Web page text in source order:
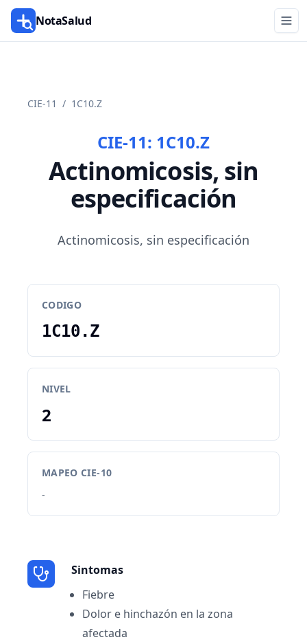
NotaSalud
CIE-11 / 1C10.Z
CIE-11: 1C10.Z
Actinomicosis, sin
especificación
Actinomicosis, sin especificación
CODIGO
1C10.Z
NIVEL
2
MAPEO CIE-10
-
Sintomas
Fiebre
Dolor e hinchazón en la zona
afectada